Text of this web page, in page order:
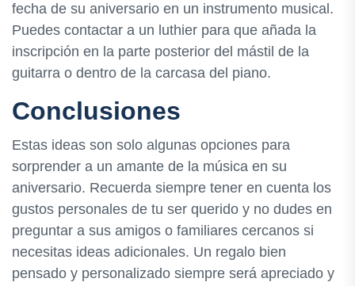
fecha de su aniversario en un instrumento musical.
Puedes contactar a un luthier para que añada la
inscripción en la parte posterior del mástil de la
guitarra o dentro de la carcasa del piano.
Conclusiones
Estas ideas son solo algunas opciones para
sorprender a un amante de la música en su
aniversario. Recuerda siempre tener en cuenta los
gustos personales de tu ser querido y no dudes en
preguntar a sus amigos o familiares cercanos si
necesitas ideas adicionales. Un regalo bien
pensado y personalizado siempre será apreciado y